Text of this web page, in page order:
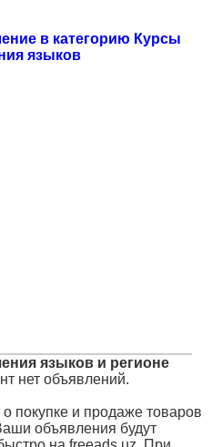
в категорию Курсы
языков
языков и регионе
нет объявлений.
о покупке и продаже товаров
объявления будут